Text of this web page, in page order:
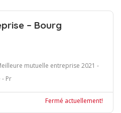
– Bourg
mutuelle entreprise 2021 -
Pr
Fermé actuellement!